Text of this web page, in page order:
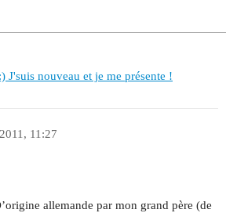
J'suis nouveau et je me présente !
11:27
allemande par mon grand père (de